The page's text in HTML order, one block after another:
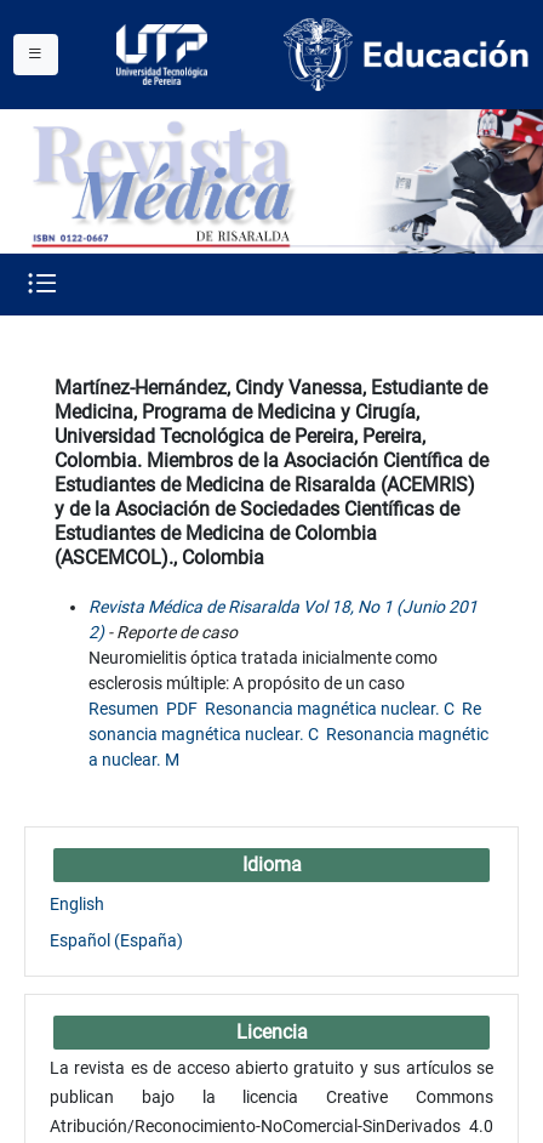
Martínez-Hernández, Cindy Vanessa, Estudiante de
Medicina, Programa de Medicina y Cirugía,
Universidad Tecnológica de Pereira, Pereira,
Colombia. Miembros de la Asociación Científica de
Estudiantes de Medicina de Risaralda (ACEMRIS)
y de la Asociación de Sociedades Científicas de
Estudiantes de Medicina de Colombia
(ASCEMCOL)., Colombia
Revista Médica de Risaralda Vol 18, No 1 (Junio 201
2)- Reporte de caso
Neuromielitis óptica tratada inicialmente como
esclerosis múltiple: A propósito de un caso
Resumen PDF Resonancia magnética nuclear. C Re
sonancia magnética nuclear. C Resonancia magnétic
a nuclear. M
Idioma
English
Español (España)
Licencia
La revista es de acceso abierto gratuito y sus artículos se
publican bajo la licencia Creative Commons
Atribución/Reconocimiento-NoComercial-SinDerivados 4.0